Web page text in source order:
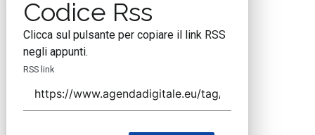
Codice Rss
Clicca sul pulsante per copiare il link RSS
negli appunti.
RSS link